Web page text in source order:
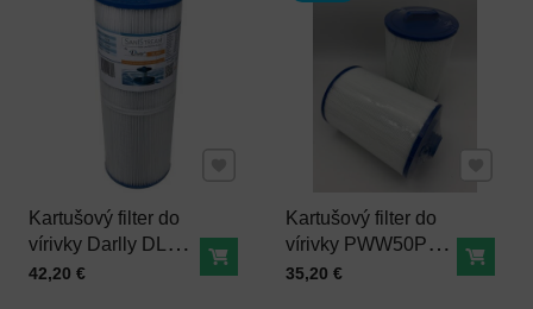
Kartušový filter do
vírivky Darlly DL704
SaniStream:
Cena s DPH
42,20 € Do košíka
Kartušový filter do
vírivky PWW50P3 -
kartušová filtračná
Cena s DPH
35,20 € Do